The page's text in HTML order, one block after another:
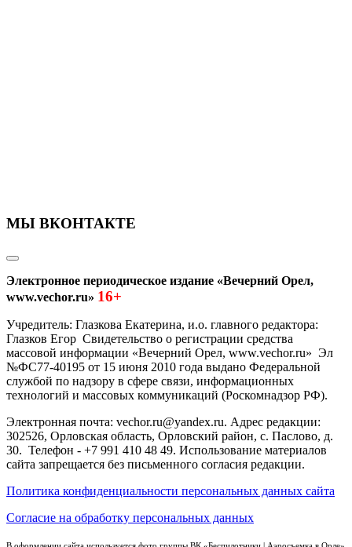
МЫ ВКОНТАКТЕ
Электронное периодическое издание «Вечерний Орел,
www.vechor.ru» 16+
Учредитель: Глазкова Екатерина, и.о. главного редактора:
Глазков Егор Свидетельство о регистрации средства
массовой информации «Вечерний Орел, www.vechor.ru» Эл
№ФС77-40195 от 15 июня 2010 года выдано Федеральной
службой по надзору в сфере связи, информационных
технологий и массовых коммуникаций (Роскомнадзор РФ).
Электронная почта: vechor.ru@yandex.ru. Адрес редакции:
302526, Орловская область, Орловский район, с. Паслово, д.
30. Телефон - +7 991 410 48 49. Использование материалов
сайта запрещается без письменного согласия редакции.
Политика конфиденциальности персональных данных сайта
Согласие на обработку персональных данных